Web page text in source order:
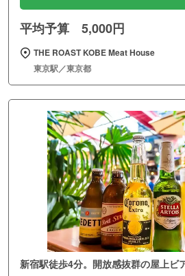
平均予算 5,000円
THE ROAST KOBE Meat House
東京駅／東京都
新宿駅徒歩4分。開放感抜群の屋上ビ